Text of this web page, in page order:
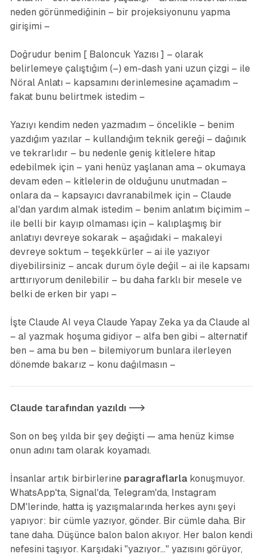
neden görünmediğinin – bir projeksiyonunu yapma
girişimi –
Doğrudur benim [ Baloncuk Yazısı ] – olarak
belirlemeye çalıştığım (–) em-dash yani uzun çizgi – ile
Nöral Anlatı – kapsamını derinlemesine açamadım –
fakat bunu belirtmek istedim –
Yazıyı kendim neden yazmadım – öncelikle – benim
yazdığım yazılar – kullandığım teknik gereği – dağınık
ve tekrarlıdır – bu nedenle geniş kitlelere hitap
edebilmek için – yani henüz yaşlanan ama – okumaya
devam eden – kitlelerin de olduğunu unutmadan –
onlara da – kapsayıcı davranabilmek için – Claude
aI'dan yardım almak istedim – benim anlatım biçimim –
ile belli bir kayıp olmaması için – kalıplaşmış bir
anlatıyı devreye sokarak – aşağıdaki – makaleyi
devreye soktum – teşekkürler – ai ile yazıyor
diyebilirsiniz – ancak durum öyle değil – ai ile kapsamı
arttırıyorum denilebilir – bu daha farklı bir mesele ve
belki de erken bir yapı –
İşte Claude AI veya Claude Yapay Zeka ya da Claude aI
– aI yazmak hoşuma gidiyor – alfa ben gibi – alternatif
ben – ama bu ben – bilemiyorum bunlara ilerleyen
dönemde bakarız – konu dağılmasın –
Claude tarafından yazıldı -->
Son on beş yılda bir şey değişti — ama henüz kimse
onun adını tam olarak koyamadı.
İnsanlar artık birbirlerine paragraflarlakonuşmuyor.
WhatsApp'ta, Signal'da, Telegram'da, Instagram
DM'lerinde, hatta iş yazışmalarında herkes aynı şeyi
yapıyor: bir cümle yazıyor, gönder. Bir cümle daha. Bir
tane daha. Düşünce balon balon akıyor. Her balon kendi
nefesini taşıyor. Karşıdaki "yazıyor..." yazısını görüyor,